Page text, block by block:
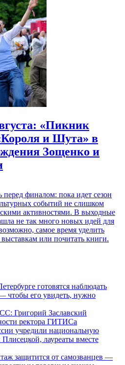
«Пикник
и Шута» в
Зощенко и
финалом: пока идет сезон
событий не слишком
активностями. В выходные
не так много новых идей для
самое время уделить
или почитать книги.
готовятся наблюдать
чтобы его увидеть, нужно
Григорий Заславский
ректора ГИТИСа
учредили национальную
лауреаты вместе
защитится от самозванцев —